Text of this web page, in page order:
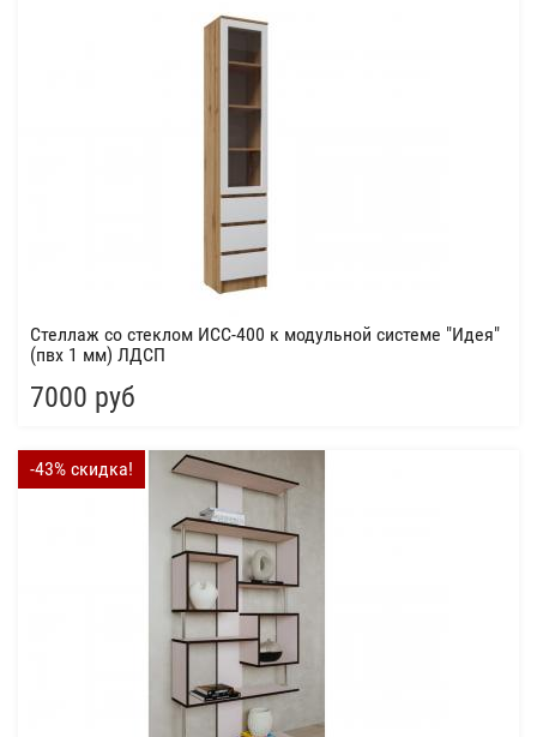
Стеллаж со стеклом ИСС-400 к модульной системе "Идея"
(пвх 1 мм) ЛДСП
7000 руб
-43% скидка!